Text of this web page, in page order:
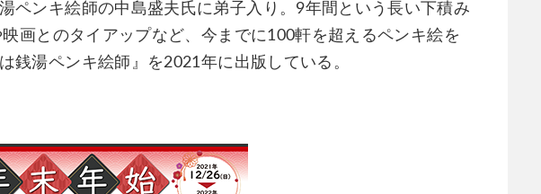
ペンキ絵師の中島盛夫氏に弟子入り。9年間という長い下積み
画とのタイアップなど、今までに100軒を超えるペンキ絵を
銭湯ペンキ絵師』を2021年に出版している。